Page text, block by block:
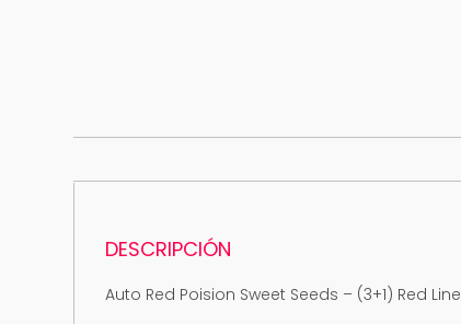
DESCRIPCIÓN
Auto Red Poision Sweet Seeds – (3+1) Red Line